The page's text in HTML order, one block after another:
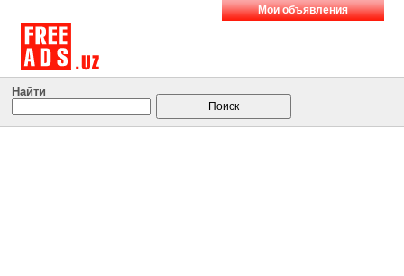
Мои объявления
Найти